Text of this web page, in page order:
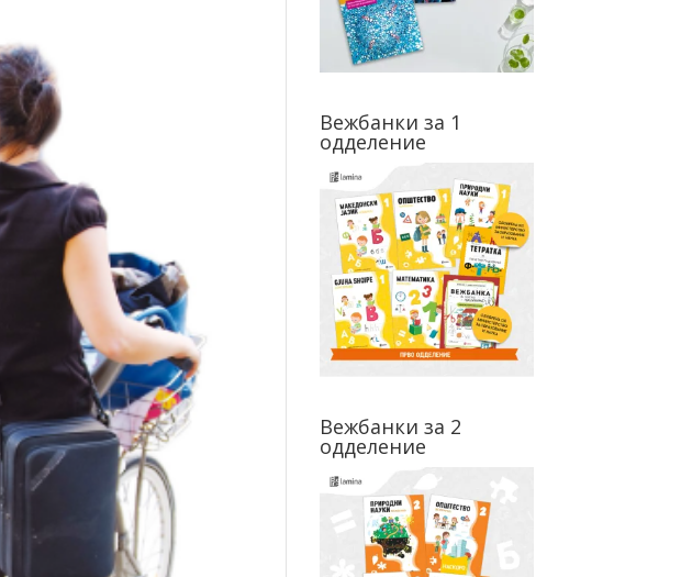
Вежбанки за 1
одделение
Вежбанки за 2
одделение